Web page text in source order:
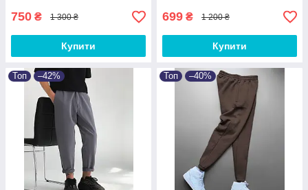
750 ₴ 1 300 ₴
Купити
699 ₴ 1 200 ₴
Купити
Топ –42% Топ –40%